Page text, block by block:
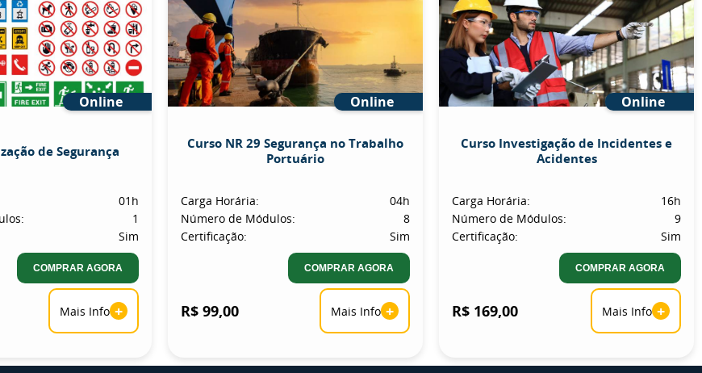
Online
de Segurança
01h
1
Sim
COMPRAR AGORA
Mais Info +
Online
Curso NR 29 Segurança no Trabalho
Portuário
Carga Horária:
04h
Número de Módulos:
8
Certificação:
Sim
COMPRAR AGORA
R$ 99,00 Mais Info +
Online
Curso Investigação de Incidentes e
Acidentes
Carga Horária:
16h
Número de Módulos:
9
Certificação:
Sim
COMPRAR AGORA
R$ 169,00 Mais Info +